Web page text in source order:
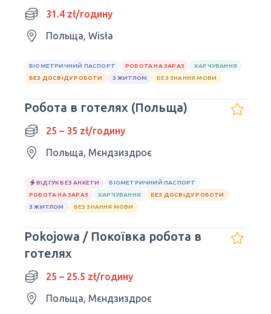
ПОЗИЦІЇ*
31.4 zł/годину
Польща, Wisła
БІОМЕТРИЧНИЙ ПАСПОРТ РОБОТА НА ЗАРАЗ
ХАРЧУВАННЯ
БЕЗ ДОСВІДУ РОБОТИ
З ЖИТЛОМ БЕЗ ЗНАННЯ МОВИ
Робота в готелях (Польща)
25 – 35 zł/годину
Польща, Мєндзиздроє
ВІДГУК БЕЗ АНКЕТИ
БІОМЕТРИЧНИЙ ПАСПОРТ
РОБОТА НА ЗАРАЗ
ХАРЧУВАННЯ
БЕЗ ДОСВІДУ РОБОТИ
З ЖИТЛОМ
БЕЗ ЗНАННЯ МОВИ
Pokojowa / Покоївка робота в
готелях
25 – 25.5 zł/годину
Польща, Мєндзиздроє